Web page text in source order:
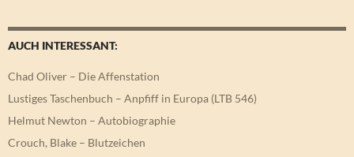
AUCH INTERESSANT:
Chad Oliver – Die Affenstation
Lustiges Taschenbuch – Anpfiff in Europa (LTB 546)
Helmut Newton – Autobiographie
Crouch, Blake – Blutzeichen